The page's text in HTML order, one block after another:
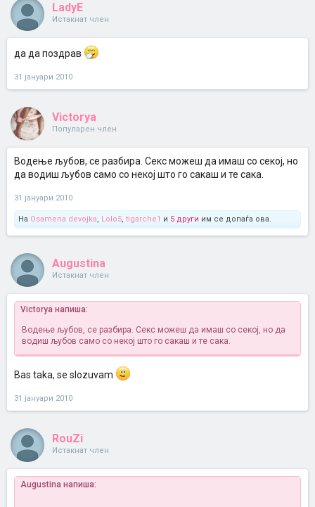
LadyE
Истакнат член
да да поздрав
31 јануари 2010
Victorya
Популарен член
Водење љубов, се разбира. Секс можеш да имаш со секој, но
да водиш љубов само со некој што го сакаш и те сака.
31 јануари 2010
На Osamena devojka, Lolo5, tigarche1 и 5 други им се допаѓа ова.
Augustina
Истакнат член
Victorya напиша:
Водење љубов, се разбира. Секс можеш да имаш со секој, но да
водиш љубов само со некој што го сакаш и те сака.
Bas taka, se slozuvam
31 јануари 2010
RouZi
Истакнат член
Augustina напиша: